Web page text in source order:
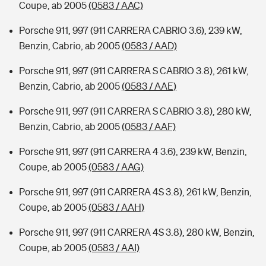
Coupe, ab 2005(0583 / AAC)
Porsche 911, 997 (911 CARRERA CABRIO 3.6), 239 kW,
Benzin, Cabrio, ab 2005(0583 / AAD)
Porsche 911, 997 (911 CARRERA S CABRIO 3.8), 261 kW,
Benzin, Cabrio, ab 2005(0583 / AAE)
Porsche 911, 997 (911 CARRERA S CABRIO 3.8), 280 kW,
Benzin, Cabrio, ab 2005(0583 / AAF)
Porsche 911, 997 (911 CARRERA 4 3.6), 239 kW, Benzin,
Coupe, ab 2005(0583 / AAG)
Porsche 911, 997 (911 CARRERA 4S 3.8), 261 kW, Benzin,
Coupe, ab 2005(0583 / AAH)
Porsche 911, 997 (911 CARRERA 4S 3.8), 280 kW, Benzin,
Coupe, ab 2005(0583 / AAI)